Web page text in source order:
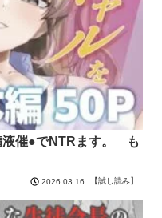
液催●でNTRます。 も
2026.03.16 【試し読み】